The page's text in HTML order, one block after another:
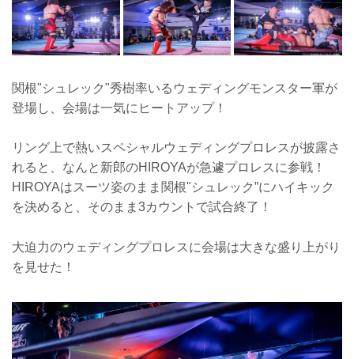
関根"シュレック"秀樹率いるウェディングモンスター軍が
登場し、会場は一気にヒートアップ！
リング上で熱いスペシャルウェディングプロレスが披露さ
れると、なんと新郎のHIROYAが急遽プロレスに参戦！
HIROYAはスーツ姿のまま関根"シュレック”にハイキック
を決めると、そのまま3カウントで試合終了！
大迫力のウェディングプロレスに会場は大きな盛り上がり
を見せた！